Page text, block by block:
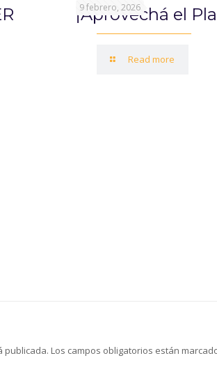
9 febrero, 2026
¡Aprovechá el
Read more
publicada. Los campos obligatorios están